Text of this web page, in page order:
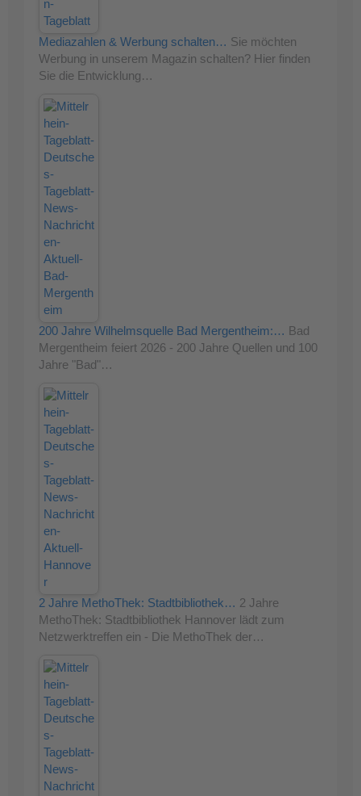
Mediazahlen & Werbung schalten… Sie möchten
Werbung in unserem Magazin schalten? Hier finden
Sie die Entwicklung…
200 Jahre Wilhelmsquelle Bad Mergentheim:… Bad
Mergentheim feiert 2026 - 200 Jahre Quellen und 100
Jahre "Bad"…
2 Jahre MethoThek: Stadtbibliothek… 2 Jahre
MethoThek: Stadtbibliothek Hannover lädt zum
Netzwerktreffen ein - Die MethoThek der…